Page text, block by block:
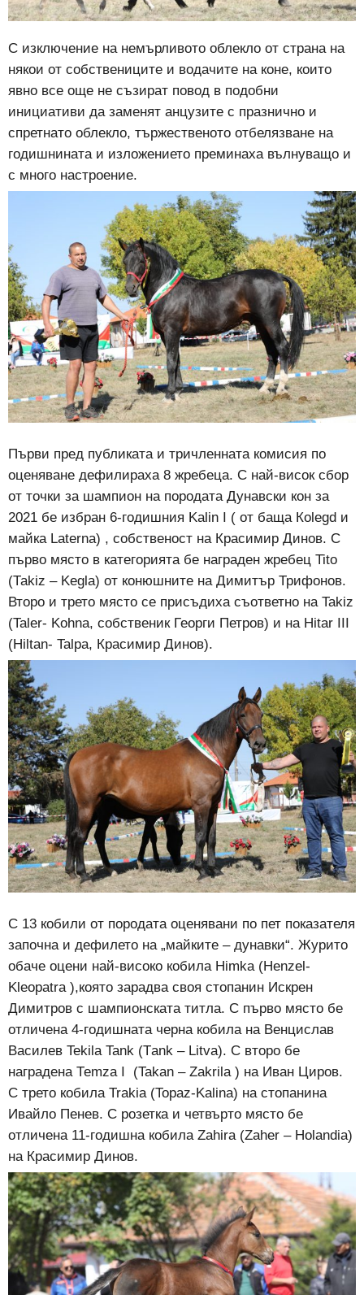
С изключение на немърливото облекло от страна на
някои от собствениците и водачите на коне, които
явно все още не съзират повод в подобни
инициативи да заменят анцузите с празнично и
спретнато облекло, тържественото отбелязване на
годишнината и изложението преминаха вълнуващо и
с много настроение.
Първи пред публиката и тричленната комисия по
оценяване дефилираха 8 жребеца. С най-висок сбор
от точки за шампион на породата Дунавски кон за
2021 бе избран 6-годишния Kalin I ( от баща Коlegd и
майка Laterna) , собственост на Красимир Динов. С
първо място в категорията бе награден жребец Tito
(Таkiz – Kegla) от конюшните на Димитър Трифонов.
Второ и трето място се присъдиха съответно на Takiz
(Taler- Kohna, собственик Георги Петров) и на Hitar III
(Hiltan- Talpa, Красимир Динов).
С 13 кобили от породата оценявани по пет показателя
започна и дефилето на „майките – дунавки“. Журито
обаче оцени най-високо кобила Himka (Henzel-
Kleopatra ),която зарадва своя стопанин Искрен
Димитров с шампионската титла. С първо място бе
отличена 4-годишната черна кобила на Венцислав
Василев Tekila Tank (Тank – Litva). С второ бе
наградена Теmza I (Takan – Zakrila ) на Иван Циров.
С трето кобила Trakia (Topaz-Kalina) на стопанина
Ивайло Пенев. С розетка и четвърто място бе
отличена 11-годишна кобила Zahira (Zaher – Holandia)
на Красимир Динов.